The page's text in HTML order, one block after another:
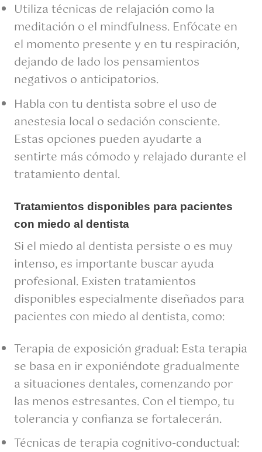
Utiliza técnicas de relajación como la
meditación o el mindfulness. Enfócate en
el momento presente y en tu respiración,
dejando de lado los pensamientos
negativos o anticipatorios.
Habla con tu dentista sobre el uso de
anestesia local o sedación consciente.
Estas opciones pueden ayudarte a
sentirte más cómodo y relajado durante el
tratamiento dental.
Tratamientos disponibles para pacientes
con miedo al dentista
Si el miedo al dentista persiste o es muy
intenso, es importante buscar ayuda
profesional. Existen tratamientos
disponibles especialmente diseñados para
pacientes con miedo al dentista, como:
Terapia de exposición gradual: Esta terapia
se basa en ir exponiéndote gradualmente
a situaciones dentales, comenzando por
las menos estresantes. Con el tiempo, tu
tolerancia y confianza se fortalecerán.
Técnicas de terapia cognitivo-conductual: